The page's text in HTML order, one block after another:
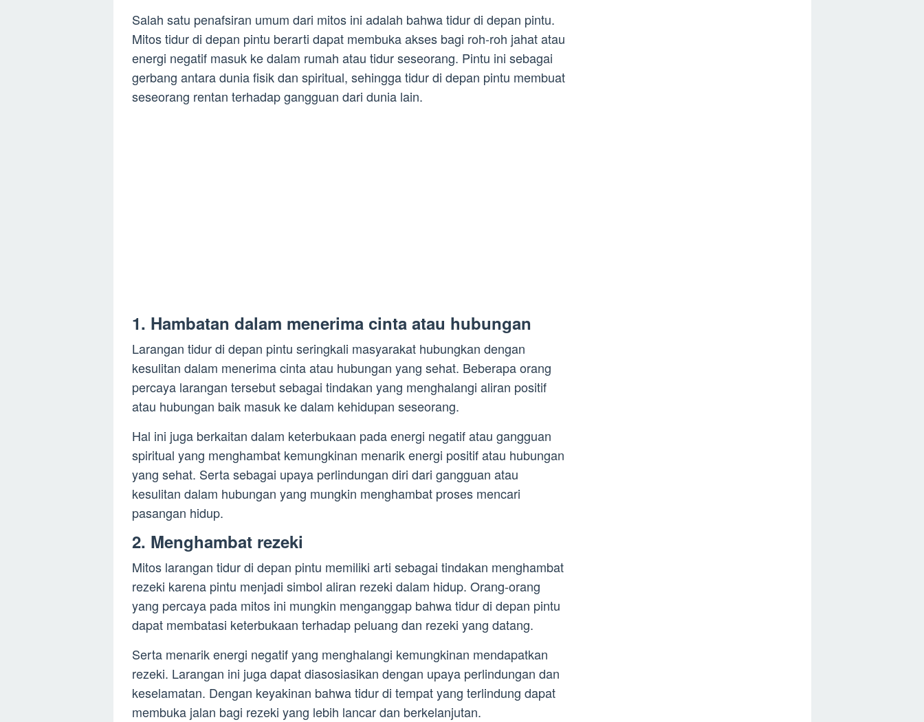
Salah satu penafsiran umum dari mitos ini adalah bahwa tidur di depan pintu.
Mitos tidur di depan pintu berarti dapat membuka akses bagi roh-roh jahat atau
energi negatif masuk ke dalam rumah atau tidur seseorang. Pintu ini sebagai
gerbang antara dunia fisik dan spiritual, sehingga tidur di depan pintu membuat
seseorang rentan terhadap gangguan dari dunia lain.
1. Hambatan dalam menerima cinta atau hubungan
Larangan tidur di depan pintu seringkali masyarakat hubungkan dengan
kesulitan dalam menerima cinta atau hubungan yang sehat. Beberapa orang
percaya larangan tersebut sebagai tindakan yang menghalangi aliran positif
atau hubungan baik masuk ke dalam kehidupan seseorang.
Hal ini juga berkaitan dalam keterbukaan pada energi negatif atau gangguan
spiritual yang menghambat kemungkinan menarik energi positif atau hubungan
yang sehat. Serta sebagai upaya perlindungan diri dari gangguan atau
kesulitan dalam hubungan yang mungkin menghambat proses mencari
pasangan hidup.
2. Menghambat rezeki
Mitos larangan tidur di depan pintu memiliki arti sebagai tindakan menghambat
rezeki karena pintu menjadi simbol aliran rezeki dalam hidup. Orang-orang
yang percaya pada mitos ini mungkin menganggap bahwa tidur di depan pintu
dapat membatasi keterbukaan terhadap peluang dan rezeki yang datang.
Serta menarik energi negatif yang menghalangi kemungkinan mendapatkan
rezeki. Larangan ini juga dapat diasosiasikan dengan upaya perlindungan dan
keselamatan. Dengan keyakinan bahwa tidur di tempat yang terlindung dapat
membuka jalan bagi rezeki yang lebih lancar dan berkelanjutan.